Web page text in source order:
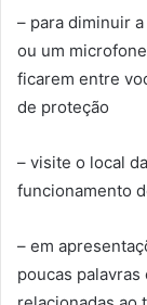
– para diminuir
ou um
ficarem entre
de proteção
– visite o local
funcionamento
– em
poucas